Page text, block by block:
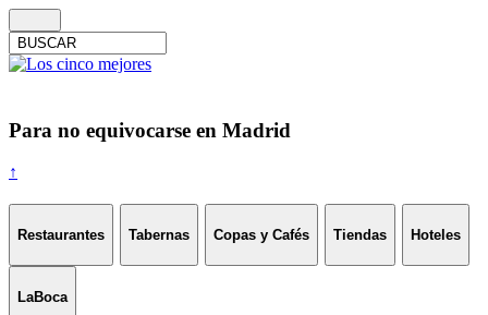
Para no equivocarse en Madrid
↑
Restaurantes Tabernas Copas y Cafés Tiendas Hoteles
LaBoca